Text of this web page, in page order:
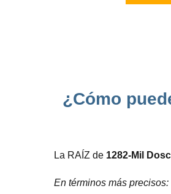
¿Cómo
La RAÍZ de 1282-Mil
En términos más precisos: